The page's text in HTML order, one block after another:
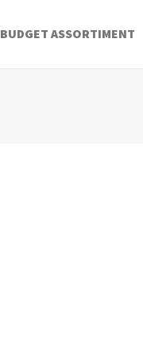
BUDGET ASSORTIMENT